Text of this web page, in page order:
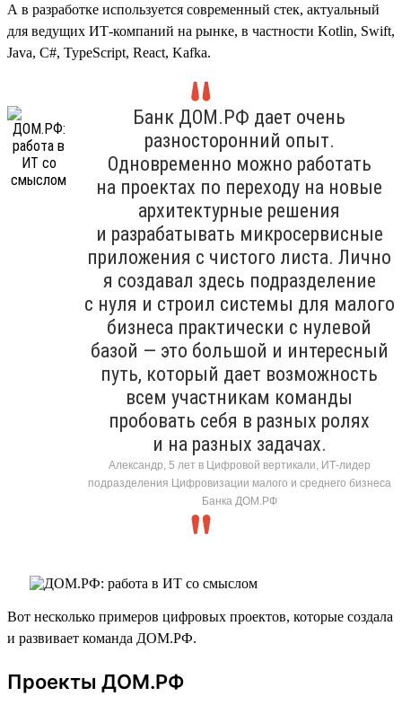
А в разработке используется современный стек, актуальный
для ведущих ИТ-компаний на рынке, в частности Kotlin, Swift,
Java, C#, TypeScript, React, Kafka.
Банк ДОМ.РФ дает очень
разносторонний опыт.
Одновременно можно работать
на проектах по переходу на новые
архитектурные решения
и разрабатывать микросервисные
приложения с чистого листа. Лично
я создавал здесь подразделение
с нуля и строил системы для малого
бизнеса практически с нулевой
базой — это большой и интересный
путь, который дает возможность
всем участникам команды
пробовать себя в разных ролях
и на разных задачах.
Александр, 5 лет в Цифровой вертикали, ИТ-лидер
подразделения Цифровизации малого и среднего бизнеса
Банка ДОМ.РФ
Вот несколько примеров цифровых проектов, которые создала
и развивает команда ДОМ.РФ.
Проекты ДОМ.РФ